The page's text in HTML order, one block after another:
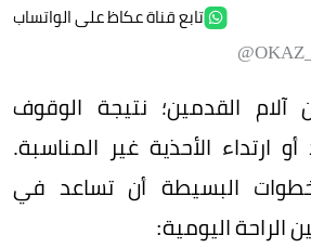
تابع قناة عكاظ على الواتساب
القدمين؛ نتيجة الوقوف
ارتداء الأحذية غير المناسبة.
البسيطة أن تساعد في
الراحة اليومية: